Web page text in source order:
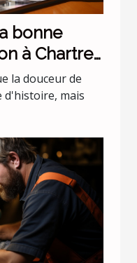
bonne
à Chartres
la douceur de
d'histoire, mais